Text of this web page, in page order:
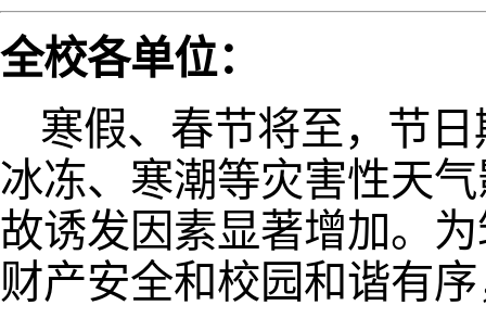
全校各单位：
寒假、春节将至，节
冰冻、寒潮等灾害性天
故诱发因素显著增加。
财产安全和校园和谐有